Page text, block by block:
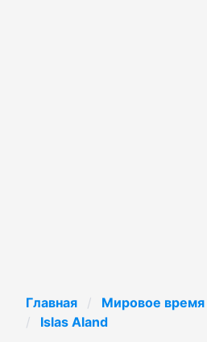
Главная Мировое время
Islas Aland